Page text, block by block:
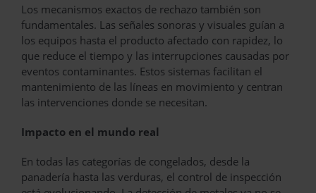
Los mecanismos exactos de rechazo también son
fundamentales. Las señales sonoras y visuales guían a
los equipos hasta el producto afectado con rapidez, lo
que reduce el tiempo y las interrupciones causadas por
eventos contaminantes. Estos sistemas facilitan el
mantenimiento de las líneas en movimiento y centran
las intervenciones donde se necesitan.
Impacto en el mundo real
En todas las categorías de congelados, desde la
panadería hasta las verduras, el control de inspección